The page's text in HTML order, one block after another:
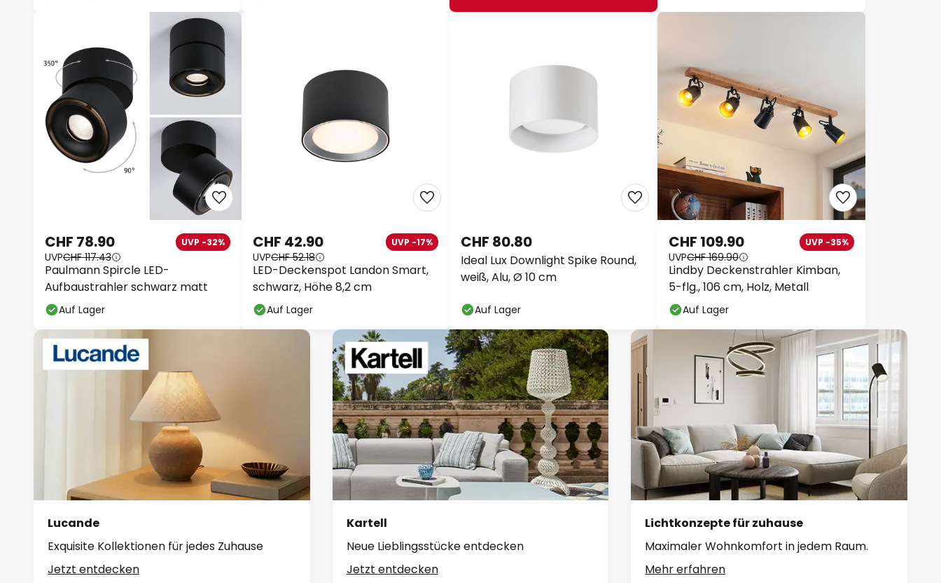
Paulmann Spircle LED-
Aufbaustrahler schwarz matt
CHF 78.90 UVP -32%
UVPCHF 117.43
Auf Lager
LED-Deckenspot Landon Smart,
schwarz, Höhe 8,2 cm
CHF 42.90 UVP -17%
UVPCHF 52.18
Auf Lager
Ideal Lux Downlight Spike Round,
weiß, Alu, Ø 10 cm
CHF 80.80
Auf Lager
Lindby Deckenstrahler Kimban,
5-flg., 106 cm, Holz, Metall
CHF 109.90 UVP -35%
UVPCHF 169.90
Auf Lager
Lucande
Exquisite Kollektionen für jedes Zuhause
Jetzt entdecken
Kartell
Neue Lieblingsstücke entdecken
Jetzt entdecken
Lichtkonzepte für zuhause
Maximaler Wohnkomfort in jedem Raum.
Mehr erfahren